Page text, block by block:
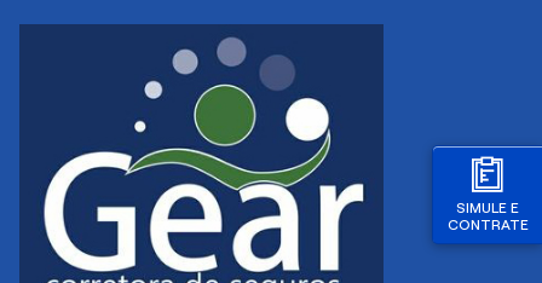
SIMULE E
CONTRATE